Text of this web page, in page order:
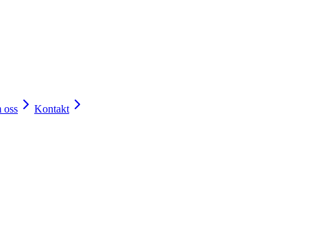
oss
Kontakt